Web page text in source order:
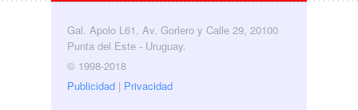
Gal. Apolo L61, Av. Gorlero y Calle 29, 20100
Punta del Este - Uruguay.
© 1998-2018
Publicidad | Privacidad